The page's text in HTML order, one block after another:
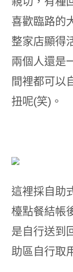
喜歡臨路的
整家店顯得
兩個人還是
間裡都可以
扭呢(笑)。
這裡採自助
檯點餐結帳
是自行送到
助區自行取